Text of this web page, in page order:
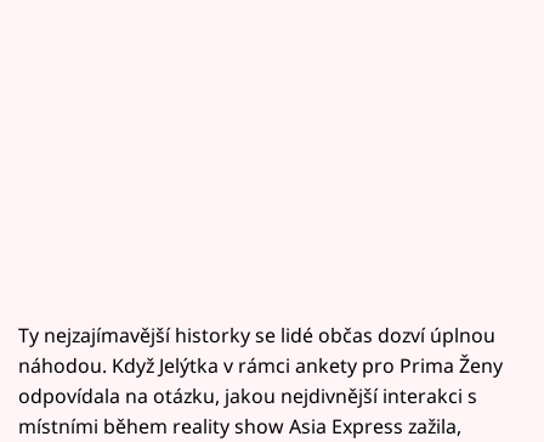
Ty nejzajímavější historky se lidé občas dozví úplnou
náhodou. Když Jelýtka v rámci ankety pro Prima Ženy
odpovídala na otázku, jakou nejdivnější interakci s
místními během reality show Asia Express zažila,